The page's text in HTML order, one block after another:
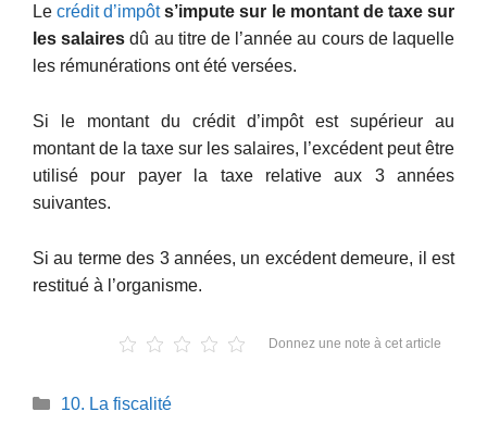
Lecrédit d’impôt s’impute sur le montant de taxe sur
les salaires dû au titre de l’année au cours de laquelle
les rémunérations ont été versées.
Si le montant du crédit d’impôt est supérieur au
montant de la taxe sur les salaires, l’excédent peut être
utilisé pour payer la taxe relative aux 3 années
suivantes.
Si au terme des 3 années, un excédent demeure, il est
restitué à l’organisme.
Donnez une note à cet article
Catégories
10. La fiscalité